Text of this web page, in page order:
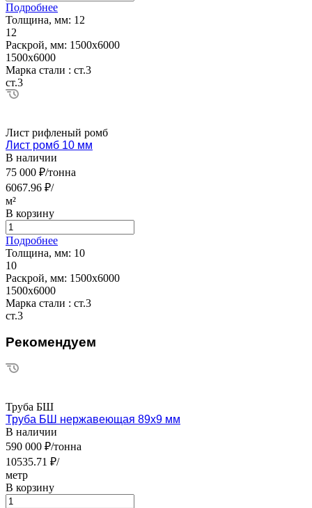
Подробнее
Толщина, мм: 12
12
Раскрой, мм: 1500х6000
1500х6000
Марка стали : ст.3
ст.3
Лист рифленый ромб
Лист ромб 10 мм
В наличии
75 000 ₽/тонна
6067.96 ₽/
м²
В корзину
Подробнее
Толщина, мм: 10
10
Раскрой, мм: 1500х6000
1500х6000
Марка стали : ст.3
ст.3
Рекомендуем
Труба БШ
Труба БШ нержавеющая 89х9 мм
В наличии
590 000 ₽/тонна
10535.71 ₽/
метр
В корзину